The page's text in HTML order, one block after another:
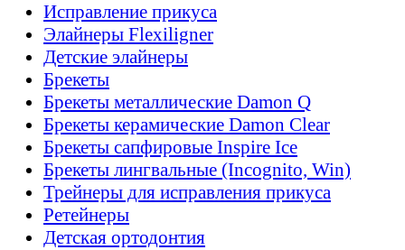
Исправление прикуса
Элайнеры Flexiligner
Детские элайнеры
Брекеты
Брекеты металлические Damon Q
Брекеты керамические Damon Clear
Брекеты сапфировые Inspire Ice
Брекеты лингвальные (Incognito, Win)
Трейнеры для исправления прикуса
Ретейнеры
Детская ортодонтия